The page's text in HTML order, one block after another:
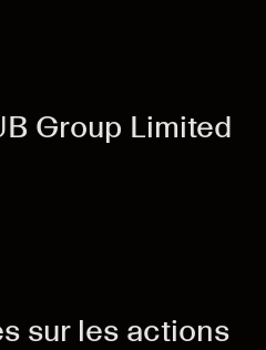
Group Limited
sur les actions